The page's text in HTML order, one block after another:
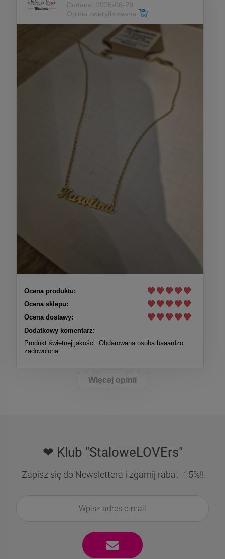
Dodano: 2026-06-29
Opinia zweryfikowana
Ocena produktu:
Ocena sklepu:
Ocena dostawy:
Dodatkowy komentarz:
Produkt świetnej jakości. Obdarowana osoba baaardzo
zadowolona.
Więcej opinii
❤ Klub "StaloweLOVErs"
Zapisz się do Newslettera i zgarnij rabat -15%!!